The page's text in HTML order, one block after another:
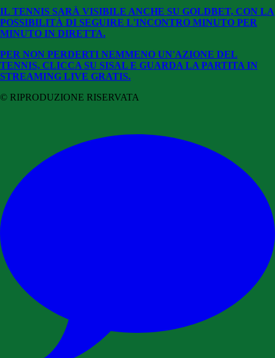
IL TENNIS SARÀ VISIBILE ANCHE SU GOLDBET, CON LA
POSSIBILITÀ DI SEGUIRE L'INCONTRO MINUTO PER
MINUTO IN DIRETTA.
PER NON PERDERTI NEMMENO UN'AZIONE DEL
TENNIS, CLICCA SU SISAL E GUARDA LA PARTITA IN
STREAMING LIVE GRATIS.
© RIPRODUZIONE RISERVATA